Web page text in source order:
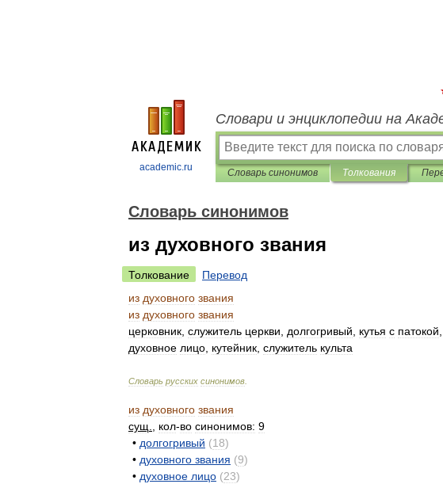
academic.ru
Словари и энциклопедии на
Словарь синонимов Толкования
Словарь синонимов
из духовного звания
Толкование
Перевод
из духовного звания
из духовного звания
церковник служитель церкви долгогривый кутья с патокой
духовное лицо кутейник служитель культа
Словарь русских синонимов
из духовного звания
сущ
кол-во синонимов: 9
• долгогривый (18)
• духовного звания (9)
• духовное лицо (23)